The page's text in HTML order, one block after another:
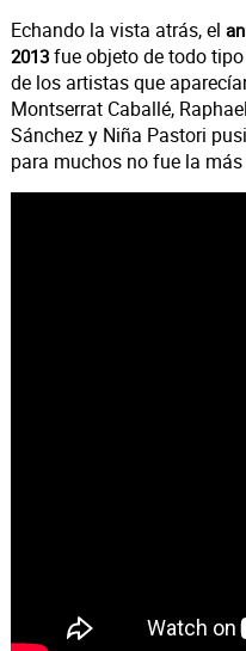
Echando la vista atrás, el
2013 fue objeto de todo
de los artistas que
Montserrat Caballé,
Sánchez y Niña Pastori
para muchos no fue la